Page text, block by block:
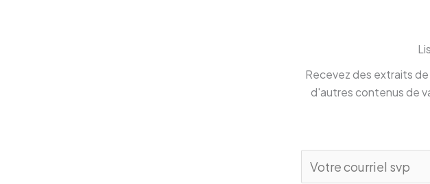
Recevez des extraits
d'autres contenus de